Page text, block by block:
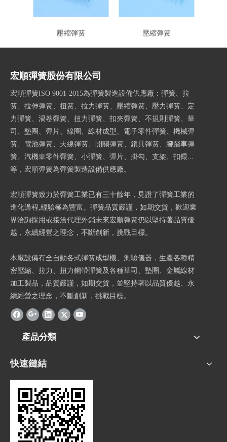
壓縮彈簧 壓縮彈簧
宏順彈簧股份有限公司
宏順彈簧ISO 9001-2015為彈簧製造設備供應廠：彈簧、拉
簧、拉伸彈簧、扭簧、拉力彈簧、壓縮彈簧、壓力彈簧、定
力彈簧、渦卷彈簧、扭力彈簧、扣夾彈簧、不規則彈簧、華
司、墊圈、彈片、線圈、線材成型、電子零件彈簧、機械彈
簧、電池彈簧、天線彈簧、開關彈簧、鎖具彈簧、腳踏車彈
簧、汽機車零件彈簧、小彈簧、彈片、掛勾、支架、扣鐶...
等，宏順彈簧為彈簧製造設備供應廠。
宏順彈簧致力於彈簧工業已有三十餘年，見證了彈簧工業的
進化過程,經驗極為豐富。彈簧品質嚴謹，如期交貨，歡迎業
界洽詢採用或接洽代理外銷未來宏順彈簧仍以堅持著品質優
越，永續經營之理念，不斷創新，挑戰目標。
本廠設備有全自動各式彈簧成型機、測驗儀器，生產各種精
密壓縮、拉力、扭力鋼帶彈簧及各種華司、墊圈、金屬線材
加工製品，品質嚴謹，如期交貨，並堅持著以品質優越、永
續經營之理念，不斷創新，挑戰目標。
產品分類
快速鏈結